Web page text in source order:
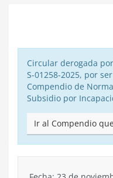
Circular derogada
S-01258-2025, por
Compendio de
Subsidio por
Ir al Compendio